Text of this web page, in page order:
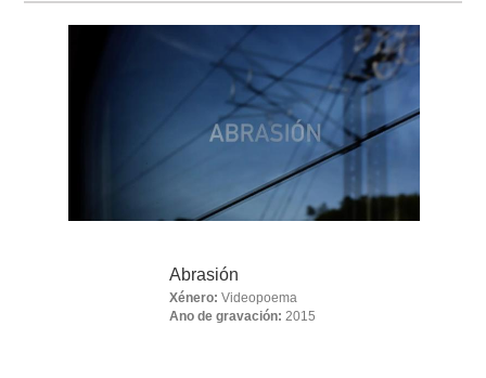
Abrasión
Xénero: Videopoema
Ano de gravación: 2015